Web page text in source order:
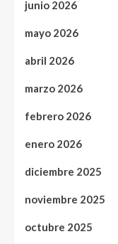
junio 2026
mayo 2026
abril 2026
marzo 2026
febrero 2026
enero 2026
diciembre 2025
noviembre 2025
octubre 2025